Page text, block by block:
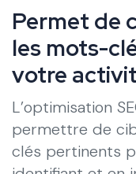
Permet de
les mots-
votre
L’optimisation
permettre de
clés pertinents